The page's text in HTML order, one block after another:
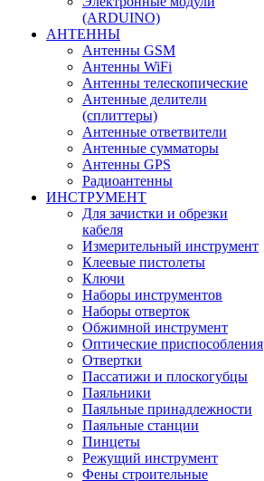
(ARDUINO)
АНТЕННЫ
Антенны GSM
Антенны WiFi
Антенны телескопические
Антенные делители
(сплиттеры)
Антенные ответвители
Антенные сумматоры
Антенны GPS
Радиоантенны
ИНСТРУМЕНТ
Для зачистки и обрезки
кабеля
Измерительный инструмент
Клеевые пистолеты
Ключи
Наборы инструментов
Наборы отверток
Обжимной инструмент
Оптические приспособления
Отвертки
Пассатижи и плоскогубцы
Паяльники
Паяльные принадлежности
Паяльные станции
Пинцеты
Режущий инструмент
Фены строительные